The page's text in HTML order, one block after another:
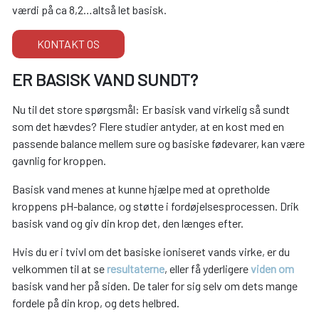
værdi på ca 8,2…altså let basisk.
KONTAKT OS
ER BASISK VAND SUNDT?
Nu til det store spørgsmål: Er basisk vand virkelig så sundt
som det hævdes? Flere studier antyder, at en kost med en
passende balance mellem sure og basiske fødevarer, kan være
gavnlig for kroppen.
Basisk vand menes at kunne hjælpe med at opretholde
kroppens pH-balance, og støtte i fordøjelsesprocessen. Drik
basisk vand og giv din krop det, den længes efter.
Hvis du er i tvivl om det basiske ioniseret vands virke, er du
velkommen til at se resultaterne, eller få yderligereviden om
basisk vand her på siden. De taler for sig selv om dets mange
fordele på din krop, og dets helbred.